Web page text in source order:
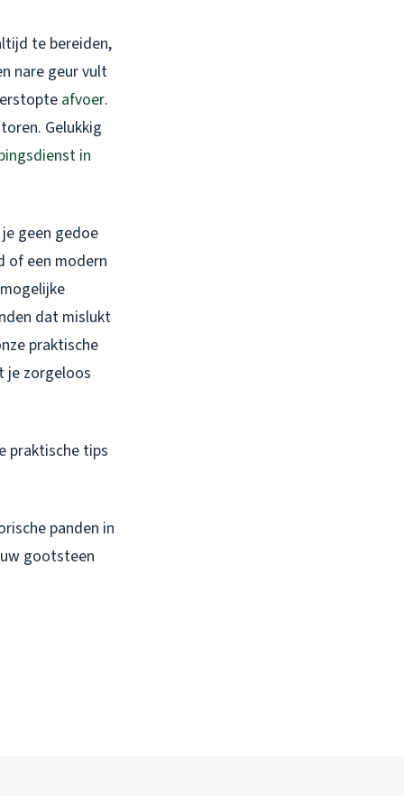
te bereiden,
nare geur vult
afvoer.
Gelukkig
in
geen gedoe
of een modern
dat mislukt
praktische
je zorgeloos
praktische tips
panden in
gootsteen